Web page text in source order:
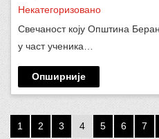
Некатегоризовано
Свечаност коју Општина
у част ученика…
Опширније
1 2 3 4 5 6 7